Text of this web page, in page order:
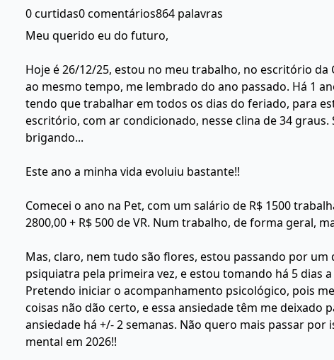
0 curtidas0 comentários864 palavras
Meu querido eu do futuro,
Hoje é 26/12/25, estou no meu trabalho, no escritório
ao mesmo tempo, me lembrado do ano passado. Há 1
tendo que trabalhar em todos os dias do feriado, para
escritório, com ar condicionado, nesse clina de 34
brigando...
Este ano a minha vida evoluiu bastante!!
Comecei o ano na Pet, com um salário de R$ 1500
2800,00 + R$ 500 de VR. Num trabalho, de forma geral,
Mas, claro, nem tudo são flores, estou passando por
psiquiatra pela primeira vez, e estou tomando há 5 dias
Pretendo iniciar o acompanhamento psicológico, pois
coisas não dão certo, e essa ansiedade têm me deixado
ansiedade há +/- 2 semanas. Não quero mais passar
mental em 2026!!